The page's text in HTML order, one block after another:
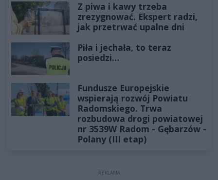
Z piwa i kawy trzeba
zrezygnować. Ekspert radzi,
jak przetrwać upalne dni
Piła i jechała, to teraz
posiedzi…
Fundusze Europejskie
wspierają rozwój Powiatu
Radomskiego. Trwa
rozbudowa drogi powiatowej
nr 3539W Radom - Gębarzów -
Polany (III etap)
REKLAMA